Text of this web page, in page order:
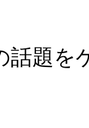
話題を